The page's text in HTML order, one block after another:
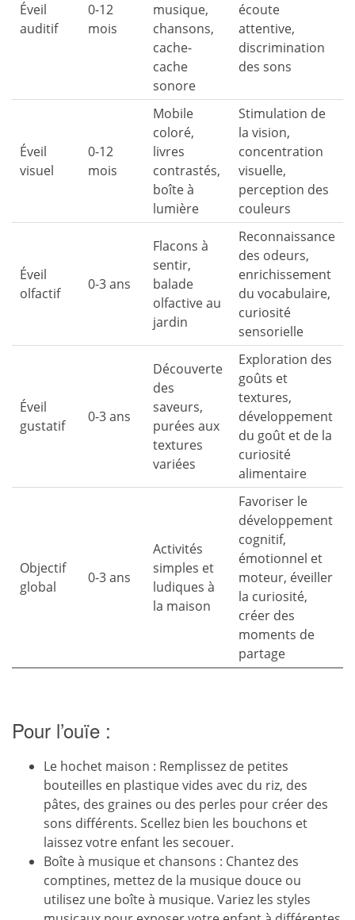
Éveil
auditif
0-12
mois
musique,
chansons,
cache-
cache
sonore
écoute
attentive,
discrimination
des sons
Éveil
visuel
0-12
mois
Mobile
coloré,
livres
contrastés,
boîte à
lumière
Stimulation de
la vision,
concentration
visuelle,
perception des
couleurs
Éveil
olfactif
0-3 ans
Flacons à
sentir,
balade
olfactive au
jardin
Reconnaissance
des odeurs,
enrichissement
du vocabulaire,
curiosité
sensorielle
Éveil
gustatif
0-3 ans
Découverte
des
saveurs,
purées aux
textures
variées
Exploration des
goûts et
textures,
développement
du goût et de la
curiosité
alimentaire
Objectif
global
0-3 ans
Activités
simples et
ludiques à
la maison
Favoriser le
développement
cognitif,
émotionnel et
moteur, éveiller
la curiosité,
créer des
moments de
partage
Pour l’ouïe :
Le hochet maison : Remplissez de petites
bouteilles en plastique vides avec du riz, des
pâtes, des graines ou des perles pour créer des
sons différents. Scellez bien les bouchons et
laissez votre enfant les secouer.
Boîte à musique et chansons : Chantez des
comptines, mettez de la musique douce ou
utilisez une boîte à musique. Variez les styles